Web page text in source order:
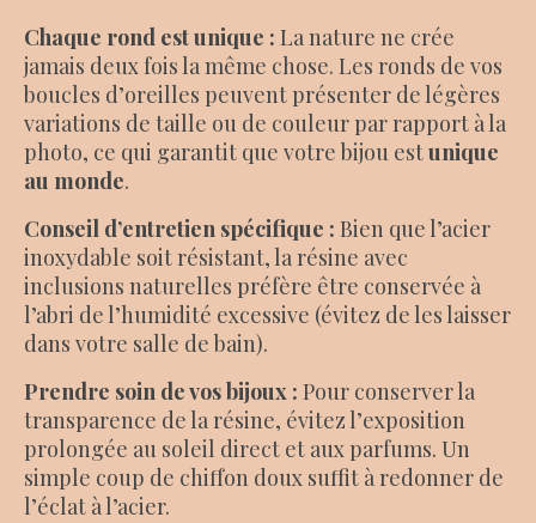
Chaque rond est unique : La nature ne crée
jamais deux fois la même chose. Les ronds de vos
boucles d’oreilles peuvent présenter de légères
variations de taille ou de couleur par rapport à la
photo, ce qui garantit que votre bijou estunique
au monde.
Conseil d’entretien spécifique : Bien que l’acier
inoxydable soit résistant, la résine avec
inclusions naturelles préfère être conservée à
l’abri de l’humidité excessive (évitez de les laisser
dans votre salle de bain).
Prendre soin de vos bijoux : Pour conserver la
transparence de la résine, évitez l’exposition
prolongée au soleil direct et aux parfums. Un
simple coup de chiffon doux suffit à redonner de
l’éclat à l’acier.